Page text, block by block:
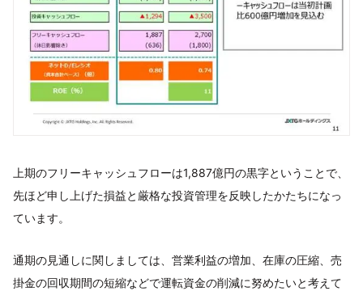
上期のフリーキャッシュフローは1,887億円の黒字ということで、
先ほど申し上げた損益と厳格な投資管理を反映したかたちになっ
ています。
通期の見通しに関しましては、営業利益の増加、在庫の圧縮、売
掛金の回収期間の短縮などで運転資金の削減に努めたいと考えて